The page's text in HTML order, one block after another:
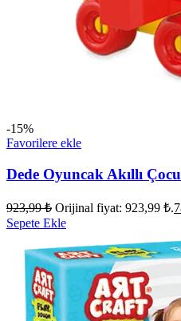
-15%
Favorilere ekle
Dede Oyuncak Akıllı
923,99₺ Orijinal fiyat: 923,99 ₺.
Sepete Ekle